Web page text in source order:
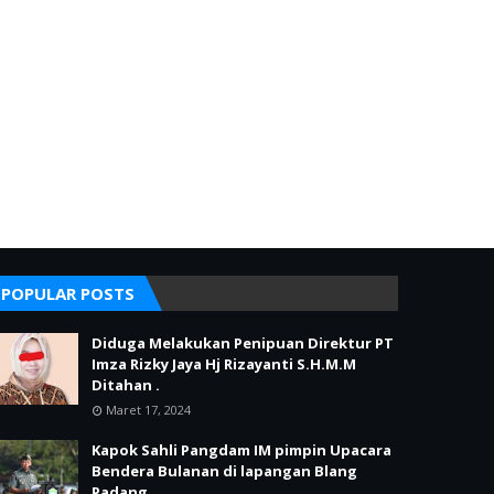
POPULAR POSTS
Diduga Melakukan Penipuan Direktur PT
Imza Rizky Jaya Hj Rizayanti S.H.M.M
Ditahan .
Maret 17, 2024
Kapok Sahli Pangdam IM pimpin Upacara
Bendera Bulanan di lapangan Blang